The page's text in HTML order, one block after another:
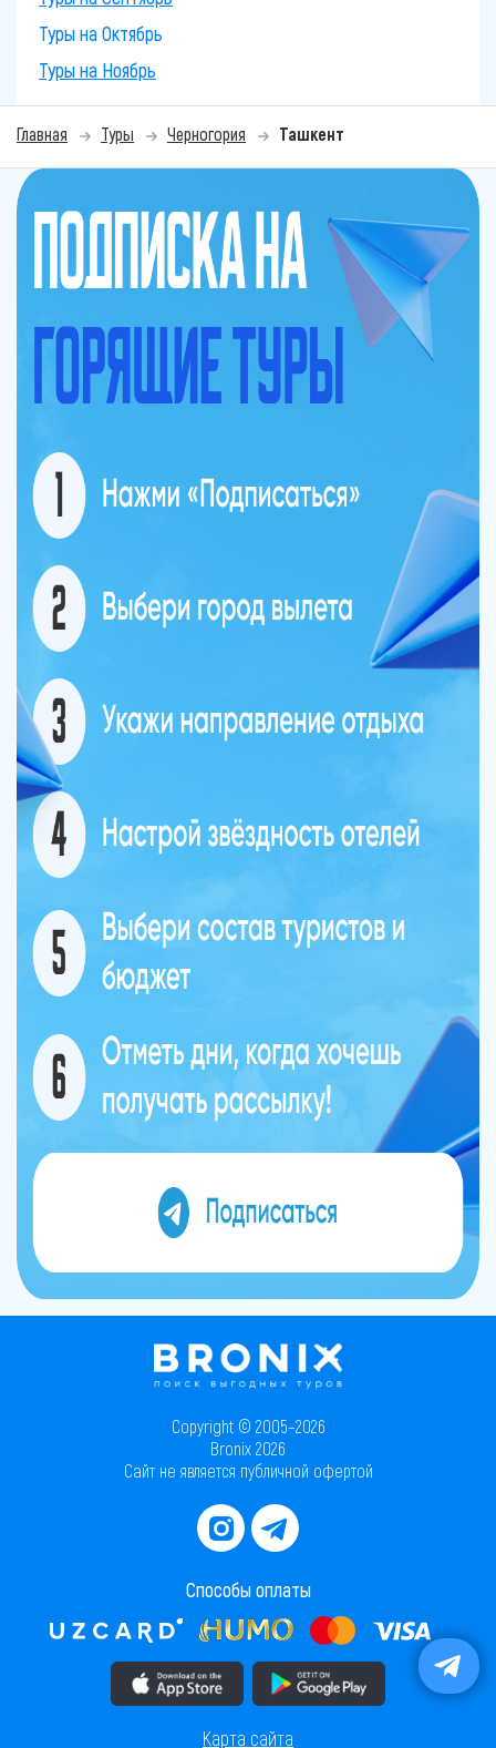
Туры на Октябрь
Туры на Ноябрь
Главная Туры Черногория Ташкент
Copyright © 2005–2026
Bronix 2026
Сайт не является публичной офертой
Способы оплаты
Скачать приложение в AppStore Скачать приложение в PlayMarket
Карта сайта